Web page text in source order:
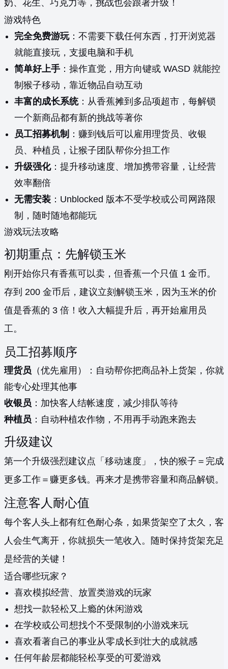
奶、花生、巧克力等，挑战也会跟著升级！
游戏特色
完全免费游玩：不需要下载任何东西，打开浏览器
就能直接玩，支援电脑和手机
简单好上手 ：操作直觉，用方向键或 WASD 就能控
制猴子移动，靠近物品自动互动
丰富的成长系统：从香蕉摊到多品项超市，每解锁
一个新商品都有新的挑战等著你
员工招募机制 ：赚到钱后可以雇用理货员、收银
员、种植员，让猴子团队帮你分担工作
升级强化：提升移动速度、增加携带容量，让经营
效率翻倍
无需安装 ：Unblocked 版本不受学校或公司网路限
制，随时随地都能玩
游戏玩法攻略
初期重点：先解锁玉米
刚开始你只有香蕉可以卖，但香蕉一个只值 1 金币。
存到 200 金币后，建议立刻解锁玉米，因为玉米的价
值是香蕉的 3 倍！收入大幅提升后，再开始雇用员
工。
员工招募顺序
理货员 （优先雇用）：自动帮你把商品补上货架，你就
能专心处理其他事
收银员 ：加快客人结帐速度，减少排队等待
种植员 ：自动种植农作物，不用再手动跑来跑去
升级建议
第一个升级强烈建议点「移动速度」，快的猴子＝完成
更多工作＝赚更多钱。再来才是携带容量和商品解锁。
注意客人耐心值
每个客人头上都有红色耐心条，如果货架空了太久，客
人会生气离开，你就损失一笔收入。随时保持货架充足
是经营的关键！
适合哪些玩家？
喜欢模拟经营、放置类游戏的玩家
想找一款轻松又上瘾的休闲游戏
在学校或公司想找个不受限制的小游戏来玩
喜欢看著自己的事业从零成长到壮大的成就感
任何年龄层都能轻松享受的可爱游戏